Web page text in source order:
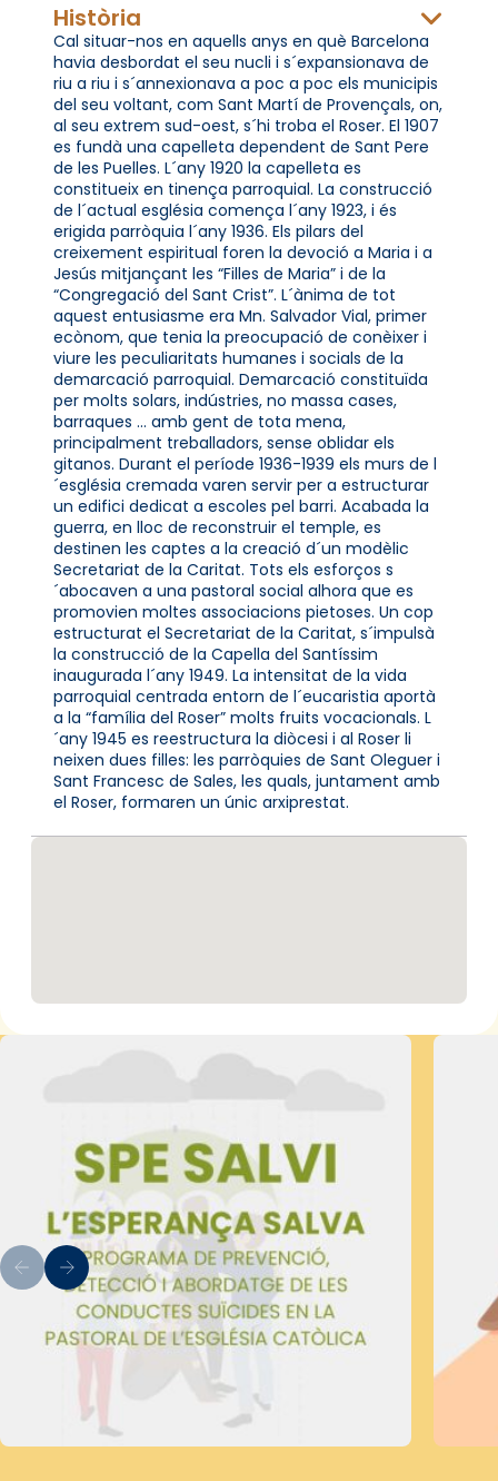
Història
Cal situar-nos en aquells anys en què Barcelona
havia desbordat el seu nucli i s´expansionava de
riu a riu i s´annexionava a poc a poc els municipis
del seu voltant, com Sant Martí de Provençals, on,
al seu extrem sud-oest, s´hi troba el Roser. El 1907
es fundà una capelleta dependent de Sant Pere
de les Puelles. L´any 1920 la capelleta es
constitueix en tinença parroquial. La construcció
de l´actual església comença l´any 1923, i és
erigida parròquia l´any 1936. Els pilars del
creixement espiritual foren la devoció a Maria i a
Jesús mitjançant les “Filles de Maria” i de la
“Congregació del Sant Crist”. L´ànima de tot
aquest entusiasme era Mn. Salvador Vial, primer
ecònom, que tenia la preocupació de conèixer i
viure les peculiaritats humanes i socials de la
demarcació parroquial. Demarcació constituïda
per molts solars, indústries, no massa cases,
barraques … amb gent de tota mena,
principalment treballadors, sense oblidar els
gitanos. Durant el període 1936-1939 els murs de l
´església cremada varen servir per a estructurar
un edifici dedicat a escoles pel barri. Acabada la
guerra, en lloc de reconstruir el temple, es
destinen les captes a la creació d´un modèlic
Secretariat de la Caritat. Tots els esforços s
´abocaven a una pastoral social alhora que es
promovien moltes associacions pietoses. Un cop
estructurat el Secretariat de la Caritat, s´impulsà
la construcció de la Capella del Santíssim
inaugurada l´any 1949. La intensitat de la vida
parroquial centrada entorn de l´eucaristia aportà
a la “família del Roser” molts fruits vocacionals. L
´any 1945 es reestructura la diòcesi i al Roser li
neixen dues filles: les parròquies de Sant Oleguer i
Sant Francesc de Sales, les quals, juntament amb
el Roser, formaren un únic arxiprestat.